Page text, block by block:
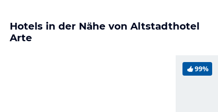
Hotels in der Nähe von Altstadthotel
Arte
99%